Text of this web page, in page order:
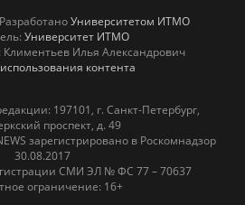
Университетом ИТМО
Университет ИТМО
Климентьев Илья Александрович
контента
197101, г. Санкт-Петербург,
проспект, д. 49
зарегистрировано в Роскомнадзор
30.08.2017
СМИ ЭЛ № ФС 77 – 70637
ограничение: 16+